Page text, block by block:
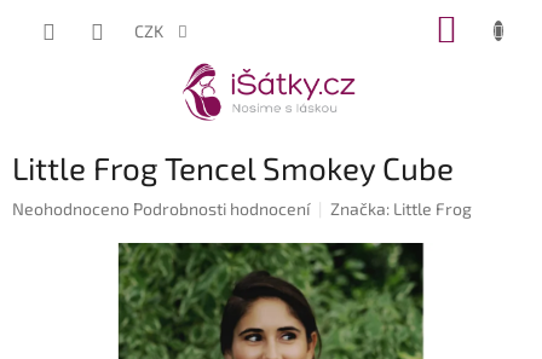
CZK
Little Frog Tencel Smokey Cube
Průměrné
Neohodnoceno Podrobnosti hodnocení Značka: Little Frog